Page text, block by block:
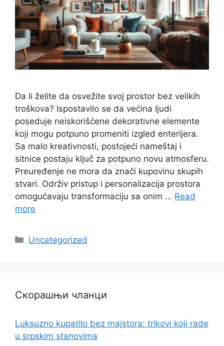
Da li želite da osvežite svoj prostor bez velikih
troškova? Ispostavilo se da većina ljudi
poseduje neiskorišćene dekorativne elemente
koji mogu potpuno promeniti izgled enterijera.
Sa malo kreativnosti, postojeći nameštaj i
sitnice postaju ključ za potpuno novu atmosferu.
Preuređenje ne mora da znači kupovinu skupih
stvari. Održiv pristup i personalizacija prostora
omogućavaju transformaciju sa onim … Read
more
Categories
Uncategorized
Скорашњи чланци
Luksuzno kupatilo bez majstora: trikovi koji rade
u srpskim stanovima